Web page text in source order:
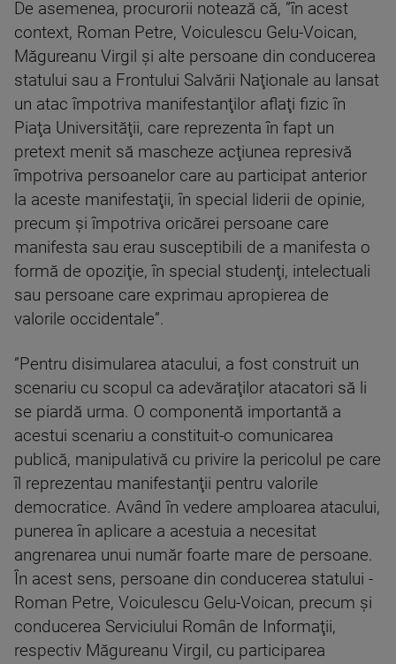
De asemenea, procurorii notează că, ”în acest
context, Roman Petre, Voiculescu Gelu-Voican,
Măgureanu Virgil şi alte persoane din conducerea
statului sau a Frontului Salvării Naţionale au lansat
un atac împotriva manifestanţilor aflaţi fizic în
Piaţa Universităţii, care reprezenta în fapt un
pretext menit să mascheze acţiunea represivă
împotriva persoanelor care au participat anterior
la aceste manifestaţii, în special liderii de opinie,
precum şi împotriva oricărei persoane care
manifesta sau erau susceptibili de a manifesta o
formă de opoziţie, în special studenţi, intelectuali
sau persoane care exprimau apropierea de
valorile occidentale”.
”Pentru disimularea atacului, a fost construit un
scenariu cu scopul ca adevăraţilor atacatori să li
se piardă urma. O componentă importantă a
acestui scenariu a constituit-o comunicarea
publică, manipulativă cu privire la pericolul pe care
îl reprezentau manifestanţii pentru valorile
democratice. Având în vedere amploarea atacului,
punerea în aplicare a acestuia a necesitat
angrenarea unui număr foarte mare de persoane.
În acest sens, persoane din conducerea statului -
Roman Petre, Voiculescu Gelu-Voican, precum şi
conducerea Serviciului Român de Informaţii,
respectiv Măgureanu Virgil, cu participarea